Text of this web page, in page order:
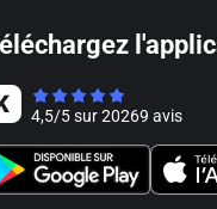
4,5/5sur20269 avis